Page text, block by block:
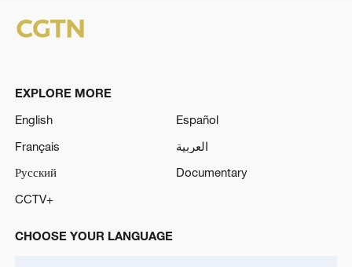
EXPLORE MORE
English
Español
Français
العربية
Русский
Documentary
CCTV+
CHOOSE YOUR LANGUAGE